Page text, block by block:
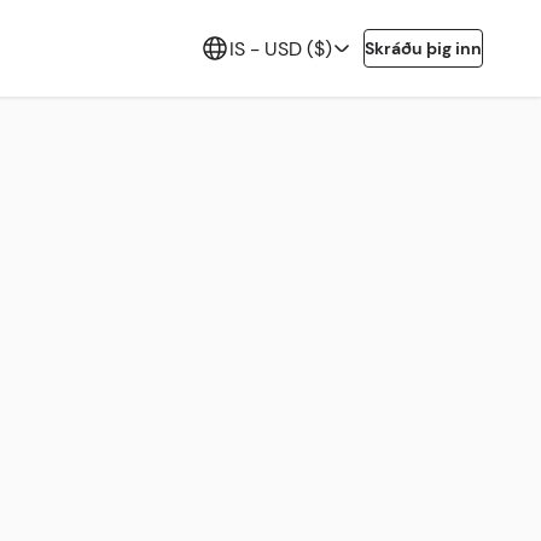
IS - USD ($) Skráðu þig inn